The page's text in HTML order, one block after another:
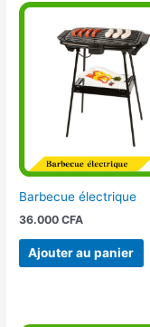
Barbecue électrique
36.000CFA
Ajouter au panier